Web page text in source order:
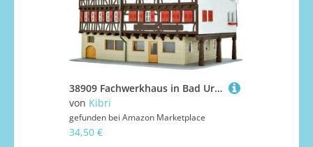
38909 Fachwerkhaus in Bad Urach
von Kibri
gefunden bei Amazon Marketplace
34,50 €